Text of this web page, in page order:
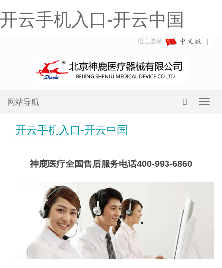
开云手机入口-开云中国
语言选择:
网站导航
开云手机入口-开云中国
神鹿医疗全国售后服务电话400-993-6860